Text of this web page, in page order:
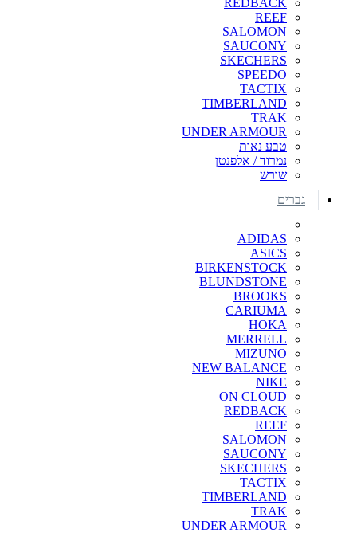
REEF
SALOMON
SAUCONY
SKECHERS
SPEEDO
TACTIX
TIMBERLAND
TRAK
UNDER ARMOUR
טבע נאות
נמרוד / אלפנטן
שורש
גברים
ADIDAS
ASICS
BIRKENSTOCK
BLUNDSTONE
BROOKS
CARIUMA
HOKA
MERRELL
MIZUNO
NEW BALANCE
NIKE
ON CLOUD
REDBACK
REEF
SALOMON
SAUCONY
SKECHERS
TACTIX
TIMBERLAND
TRAK
UNDER ARMOUR